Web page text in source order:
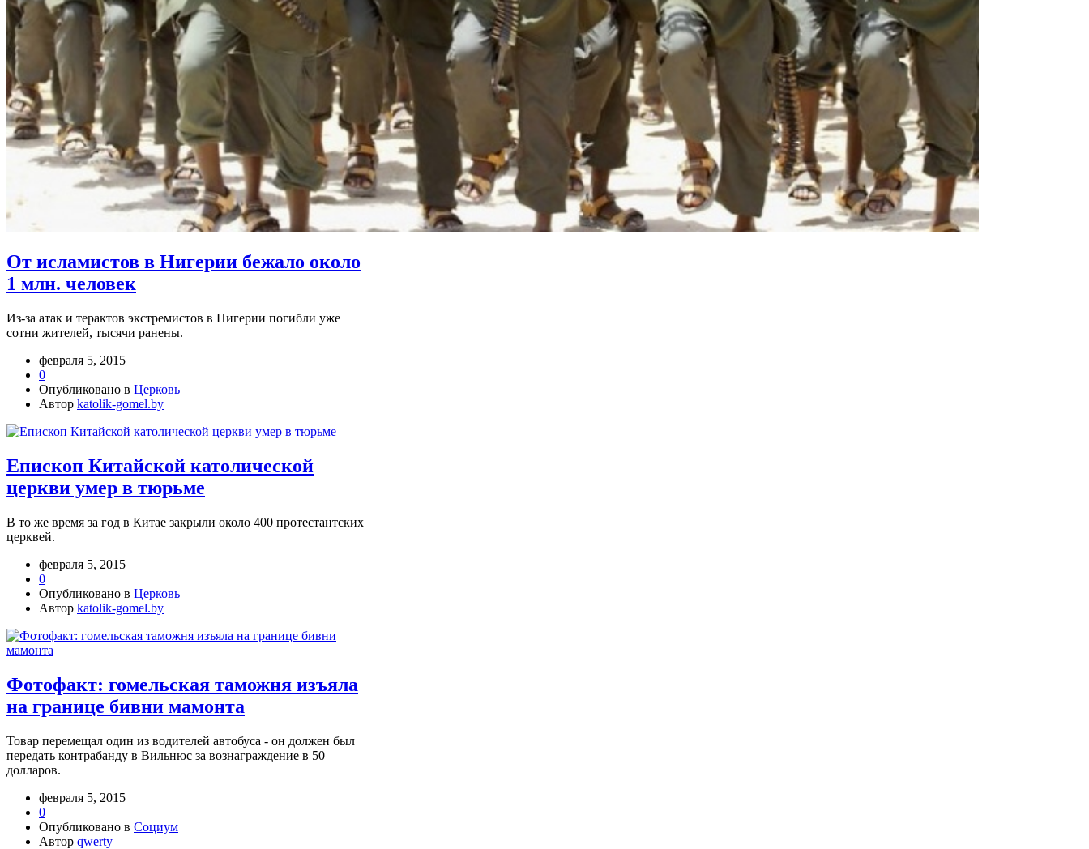
От исламистов в Нигерии бежало около
1 млн. человек
Из-за атак и терактов экстремистов в Нигерии погибли уже
сотни жителей, тысячи ранены.
февраля 5, 2015
0
Опубликовано в Церковь
Автор katolik-gomel.by
Епископ Китайской католической
церкви умер в тюрьме
В то же время за год в Китае закрыли около 400 протестантских
церквей.
февраля 5, 2015
0
Опубликовано в Церковь
Автор katolik-gomel.by
Фотофакт: гомельская таможня изъяла
на границе бивни мамонта
Товар перемещал один из водителей автобуса - он должен был
передать контрабанду в Вильнюс за вознаграждение в 50
долларов.
февраля 5, 2015
0
Опубликовано в Социум
Автор qwerty